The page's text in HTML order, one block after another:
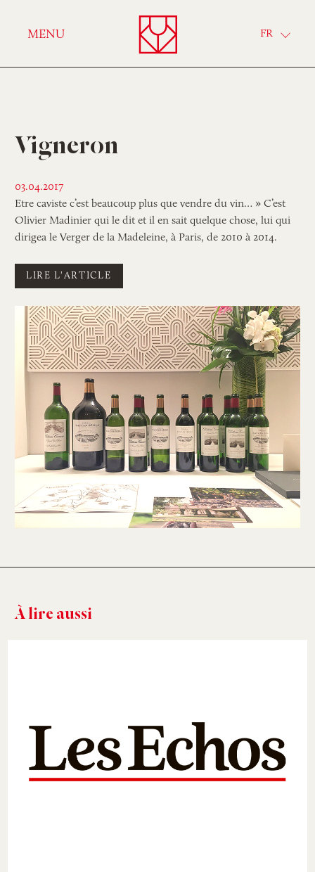
MENU
Verny
FR
Vigneron
03.04.2017
Etre caviste c’est beaucoup plus que vendre du vin… » C’est
Olivier Madinier qui le dit et il en sait quelque chose, lui qui
dirigea le Verger de la Madeleine, à Paris, de 2010 à 2014.
LIRE L'ARTICLE
À lire aussi